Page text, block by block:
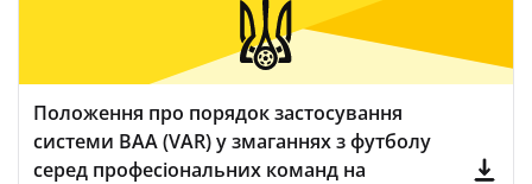
Положення про порядок застосування
системи ВАА (VAR) у змаганнях з футболу
серед професіональних команд на